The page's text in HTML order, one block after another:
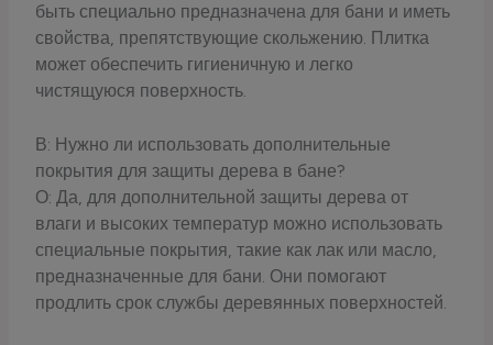
быть специально предназначена для бани и иметь
свойства, препятствующие скольжению. Плитка
может обеспечить гигиеничную и легко
чистящуюся поверхность.
В: Нужно ли использовать дополнительные
покрытия для защиты дерева в бане?
О: Да, для дополнительной защиты дерева от
влаги и высоких температур можно использовать
специальные покрытия, такие как лак или масло,
предназначенные для бани. Они помогают
продлить срок службы деревянных поверхностей.